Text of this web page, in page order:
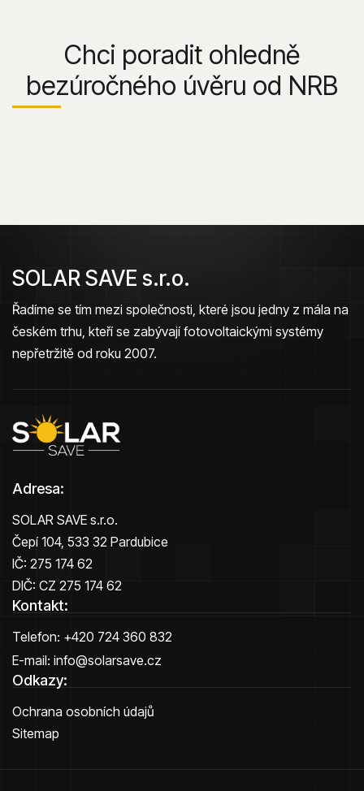
Chci poradit ohledně
bezúročného úvěru od NRB
SOLAR SAVE s.r.o.
Řadíme se tím mezi společnosti, které jsou jedny z mála na
českém trhu, kteří se zabývají fotovoltaickými systémy
nepřetržitě od roku 2007.
Adresa:
SOLAR SAVE s.r.o.
Čepí 104, 533 32 Pardubice
IČ: 275 174 62
DIČ: CZ 275 174 62
Kontakt:
Telefon: +420 724 360 832
E-mail: info@solarsave.cz
Odkazy:
Ochrana osobních údajů
Sitemap